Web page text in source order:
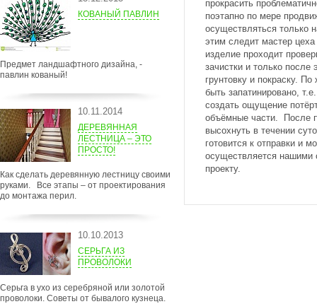
КОВАНЫЙ ПАВЛИН
Предмет ландшафтного дизайна, -
павлин кованый!
10.11.2014
ДЕРЕВЯННАЯ
ЛЕСТНИЦА – ЭТО
ПРОСТО!
Как сделать деревянную лестницу своими
руками. Все этапы – от проектирования
до монтажа перил.
10.10.2013
СЕРЬГА ИЗ
ПРОВОЛОКИ
Серьга в ухо из серебряной или золотой
проволоки. Советы от бывалого кузнеца.
прокрасить
поэтапно по мере
осуществляться только
этим следит мастер
изделие проходит
зачистки и только после
грунтовку и покраску.
быть запатинировано,
создать ощущение
объёмные части. После
высохнуть в течении
готовится к отправки и
осуществляется нашими
проекту.